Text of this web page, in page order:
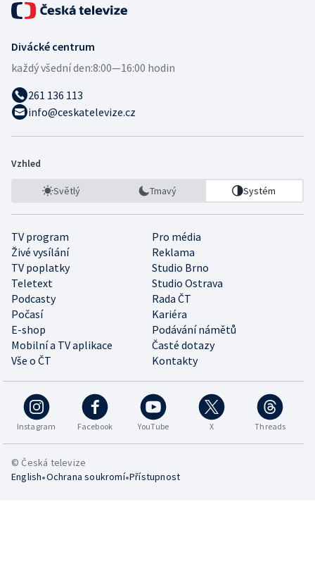
Divácké centrum
každý všední den:8:00—16:00 hodin
261 136 113
info@ceskatelevize.cz
Vzhled
Světlý Tmavý Systém
TV program
Pro média
Živé vysílání
Reklama
TV poplatky
Studio Brno
Teletext
Studio Ostrava
Podcasty
Rada ČT
Počasí
Kariéra
E-shop
Podávání námětů
Mobilní a TV aplikace
Časté dotazy
Vše o ČT
Kontakty
Instagram Facebook YouTube X Threads
© Česká televize
English•Ochrana soukromí•Přístupnost